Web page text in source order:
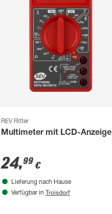
REV Ritter
Multimeter mit LCD-Anzeige
24,99€
Lieferung nach Hause
Verfügbar in Troisdorf